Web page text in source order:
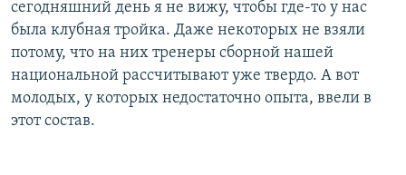
сегодняшний день я не вижу, чтобы где-то у нас
была клубная тройка. Даже некоторых не взяли
потому, что на них тренеры сборной нашей
национальной рассчитывают уже твердо. А вот
молодых, у которых недостаточно опыта, ввели в
этот состав.